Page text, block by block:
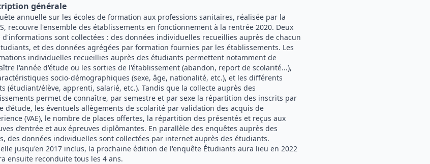
générale
annuelle sur les écoles de formation aux professions sanitaires, réalisée par la
recouvre l'ensemble des établissements en fonctionnement à la rentrée 2020. Deux
d'informations sont collectées : des données individuelles recueillies auprès de chacun
et des données agrégées par formation fournies par les établissements. Les
individuelles recueillies auprès des étudiants permettent notamment de
l'année d'étude ou les sorties de l'établissement (abandon, report de scolarité...),
socio-démographiques (sexe, âge, nationalité, etc.), et les différents
(étudiant/élève, apprenti, salarié, etc.). Tandis que la collecte auprès des
permet de connaître, par semestre et par sexe la répartition des inscrits par
d’étude, les éventuels allègements de scolarité par validation des acquis de
(VAE), le nombre de places offertes, la répartition des présentés et reçus aux
d’entrée et aux épreuves diplômantes. En parallèle des enquêtes auprès des
des données individuelles sont collectées par internet auprès des étudiants.
jusqu'en 2017 inclus, la prochaine édition de l'enquête Étudiants aura lieu en 2022
ensuite reconduite tous les 4 ans.